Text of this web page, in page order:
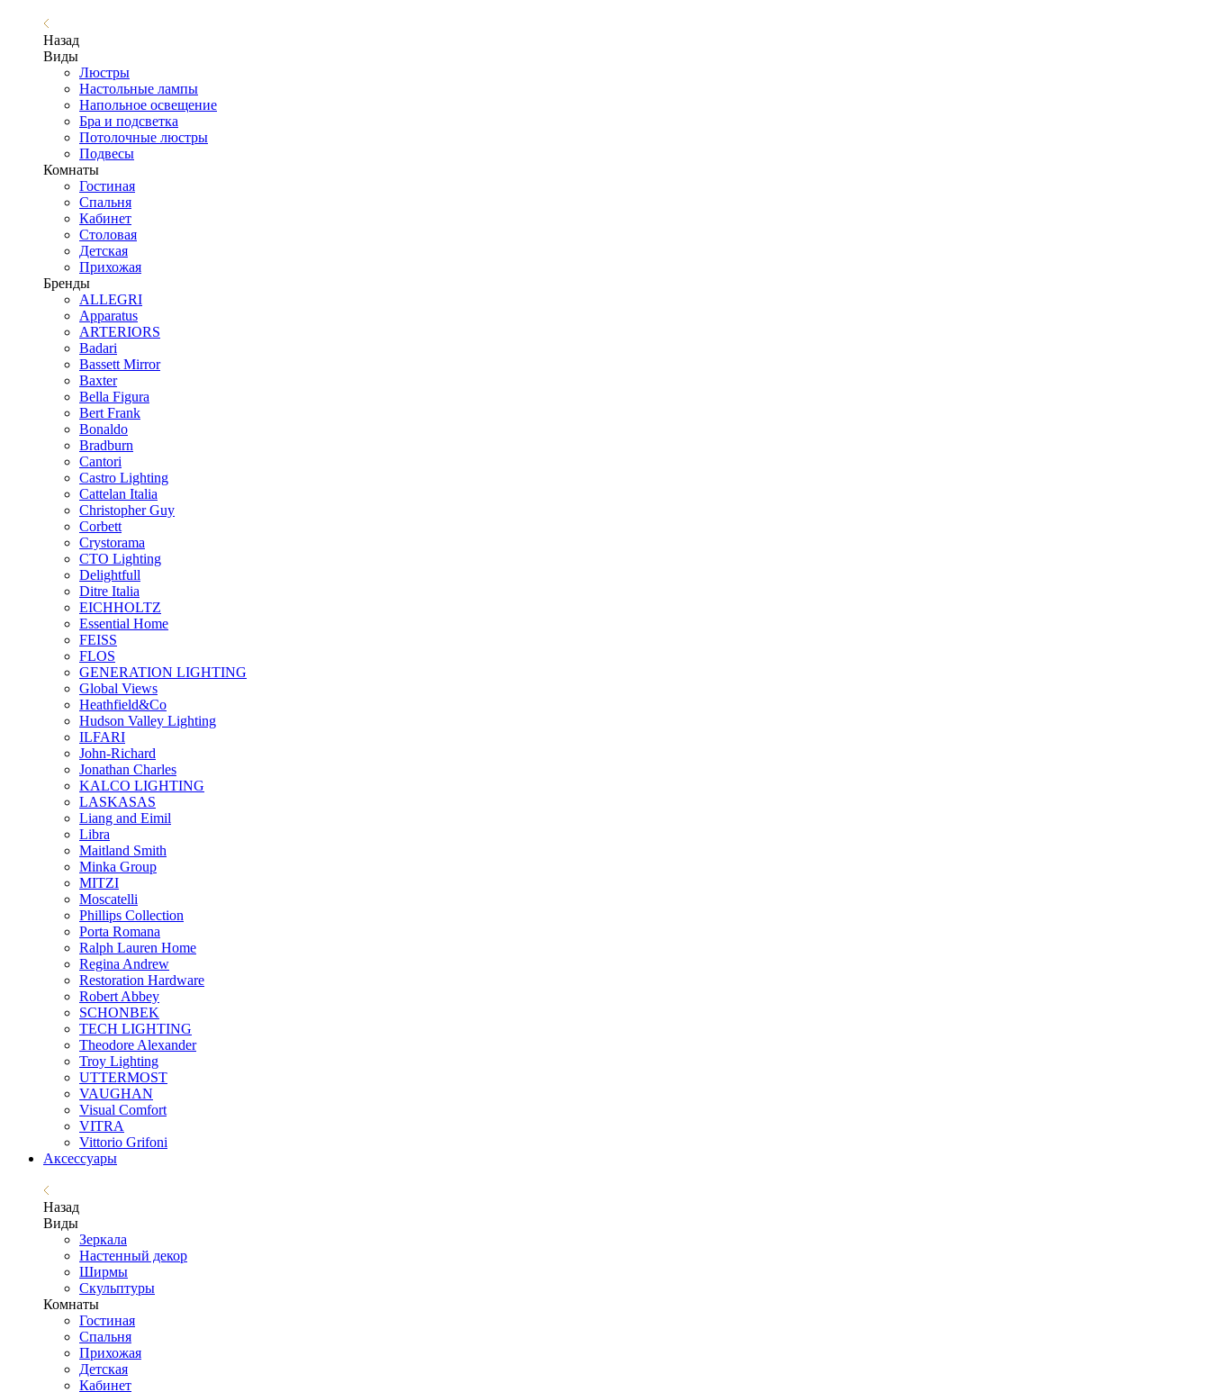
Назад
Виды
Люстры
Настольные лампы
Напольное освещение
Бра и подсветка
Потолочные люстры
Подвесы
Комнаты
Гостиная
Спальня
Кабинет
Столовая
Детская
Прихожая
Бренды
ALLEGRI
Apparatus
ARTERIORS
Badari
Bassett Mirror
Baxter
Bella Figura
Bert Frank
Bonaldo
Bradburn
Cantori
Castro Lighting
Cattelan Italia
Christopher Guy
Corbett
Crystorama
CTO Lighting
Delightfull
Ditre Italia
EICHHOLTZ
Essential Home
FEISS
FLOS
GENERATION LIGHTING
Global Views
Heathfield&Co
Hudson Valley Lighting
ILFARI
John-Richard
Jonathan Charles
KALCO LIGHTING
LASKASAS
Liang and Eimil
Libra
Maitland Smith
Minka Group
MITZI
Moscatelli
Phillips Collection
Porta Romana
Ralph Lauren Home
Regina Andrew
Restoration Hardware
Robert Abbey
SCHONBEK
TECH LIGHTING
Theodore Alexander
Troy Lighting
UTTERMOST
VAUGHAN
Visual Comfort
VITRA
Vittorio Grifoni
Аксессуары
Назад
Виды
Зеркала
Настенный декор
Ширмы
Скульптуры
Комнаты
Гостиная
Спальня
Прихожая
Детская
Кабинет